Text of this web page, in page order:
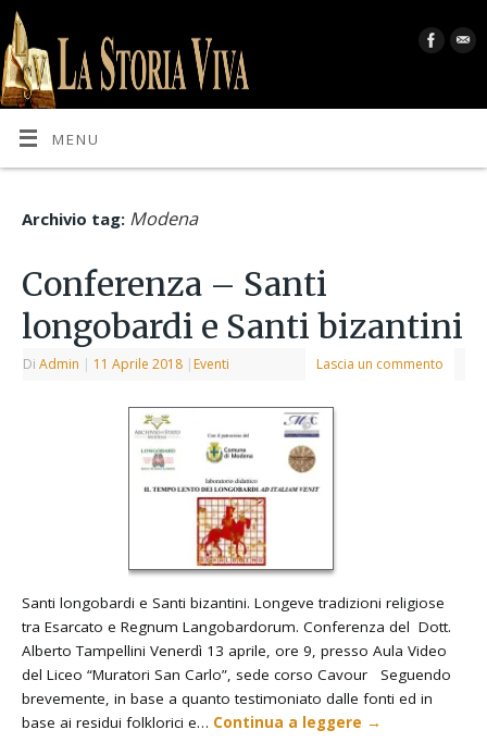
MENU
Archivio tag: Modena
Conferenza – Santi
longobardi e Santi bizantini
DiAdmin | 11 Aprile 2018 | Eventi Lascia un commento
Santi longobardi e Santi bizantini. Longeve tradizioni religiose
tra Esarcato e Regnum Langobardorum. Conferenza del Dott.
Alberto Tampellini Venerdì 13 aprile, ore 9, presso Aula Video
del Liceo “Muratori San Carlo”, sede corso Cavour Seguendo
brevemente, in base a quanto testimoniato dalle fonti ed in
base ai residui folklorici e… Continua a leggere →